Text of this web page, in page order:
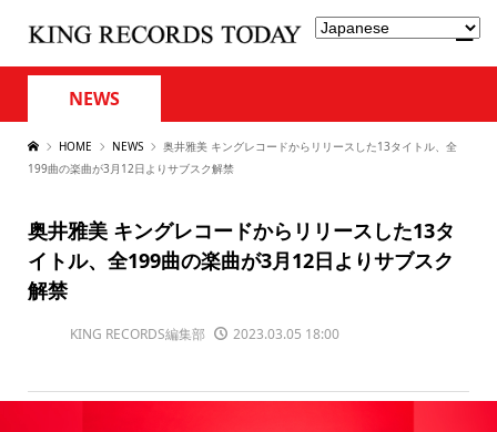
NEWS
HOME NEWS
奥井雅美 キングレコードからリリースした13タイトル、全
199曲の楽曲が3月12日よりサブスク解禁
奥井雅美 キングレコードからリリースした13タ
イトル、全199曲の楽曲が3月12日よりサブスク
解禁
KING RECORDS編集部 2023.03.05 18:00